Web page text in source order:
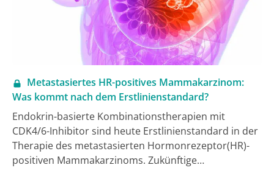
Metastasiertes HR-positives Mammakarzinom:
Was kommt nach dem Erstlinienstandard?
Endokrin-basierte Kombinationstherapien mit
CDK4/6-Inhibitor sind heute Erstlinienstandard in der
Therapie des metastasierten Hormonrezeptor(HR)-
positiven Mammakarzinoms. Zukünftige